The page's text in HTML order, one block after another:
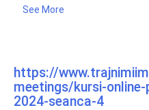
See More
https://
meetings/kursi-
2024-seanca-4